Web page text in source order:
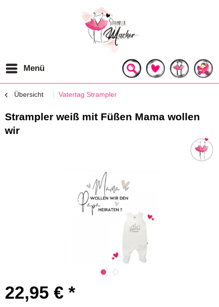
Menü
Übersicht Vatertag Strampler
Strampler weiß mit Füßen Mama wollen
wir
22,95 € *